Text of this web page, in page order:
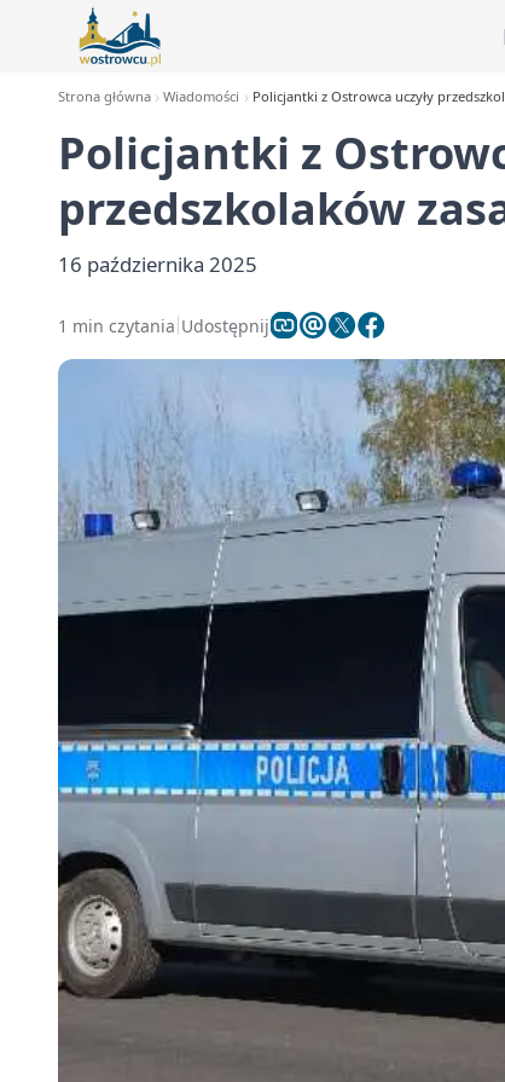
Strona główna Wiadomości Policjantki z Ostrowca uczyły
Policjantki z
przedszkolaków
16 października 2025
1 min czytania Udostępnij